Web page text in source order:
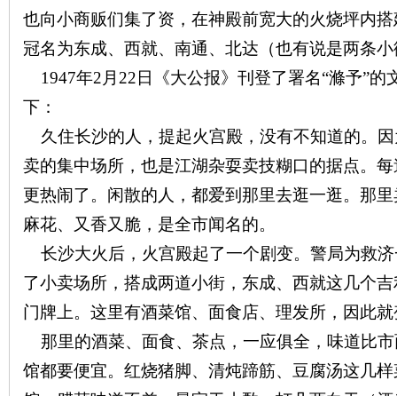
也向小商贩们集了资，在神殿前宽大的火烧坪内
冠名为东成、西就、南通、北达（也有说是两条
1947年2 月 22 日《大公报》刊登了署名“滌予”
下：
久住长沙的人，提起火宫殿，没有不知道的。
卖的集中场所，也是江湖杂耍卖技糊口的据点。
更热闹了。闲散的人，都爱到那里去逛一逛。那
麻花、又香又脆，是全市闻名的。
长沙大火后，火宫殿起了一个剧变。警局为救
了小卖场所，搭成两道小街，东成、西就这几个
门牌上。这里有酒菜馆、面食店、理发所，因此
那里的酒菜、面食、茶点，一应俱全，味道比
馆都要便宜。红烧猪脚、清炖蹄筋、豆腐汤这几